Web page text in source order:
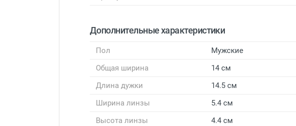
Дополнительные характеристики
Пол
Мужские
Общая ширина
14 см
Длина дужки
14.5 см
Ширина линзы
5.4 см
Высота линзы
4.4 см